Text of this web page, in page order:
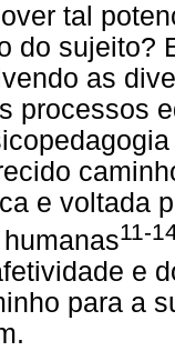
tal
do sujeito?
as
processos
e voltada
11-
e
para a